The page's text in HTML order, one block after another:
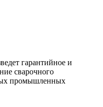
гарантийное и
сварочного
промышленных